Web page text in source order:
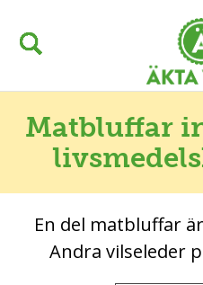
Matbluffar
En del matbluffar
Andra vilseleder